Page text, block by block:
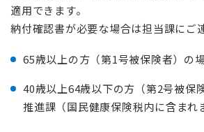
適用できます。
納付確認書が必要な場合は担当課にご
65歳以上の方（第1号被保険者）の
40歳以上64歳以下の方（第2号被保
推進課（国民健康保険税内に含まれ